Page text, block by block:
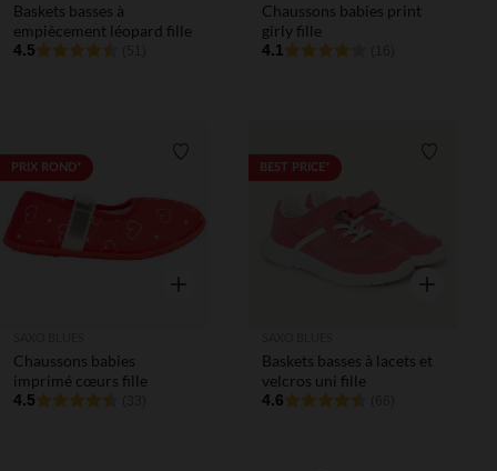
Baskets basses à
empiècement léopard fille
4.5
Chaussons babies print
girly fille
4.1
PRIX ROND* Liste de souhaits
Aperçu rapide
Chaussons babies
imprimé cœurs fille
4.5
BEST PRICE*
Aperçu
Baskets basses à lacets et
velcros uni fille
4.6